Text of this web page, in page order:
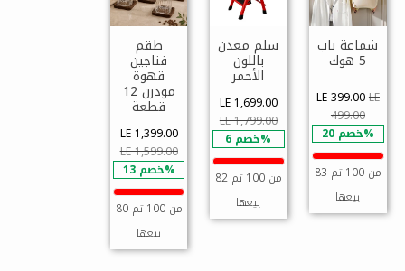
شماعة باب
5 هوك
LE 399.00LE
499.00
خصم 20%
83 من 100 تم
بيعها
سلم معدن
باللون
الأحمر
LE 1,699.00
LE 1,799.00
خصم 6%
82 من 100 تم
بيعها
طقم
فناجين
قهوة
مودرن 12
قطعة
LE 1,399.00
LE 1,599.00
خصم 13%
80 من 100 تم
بيعها